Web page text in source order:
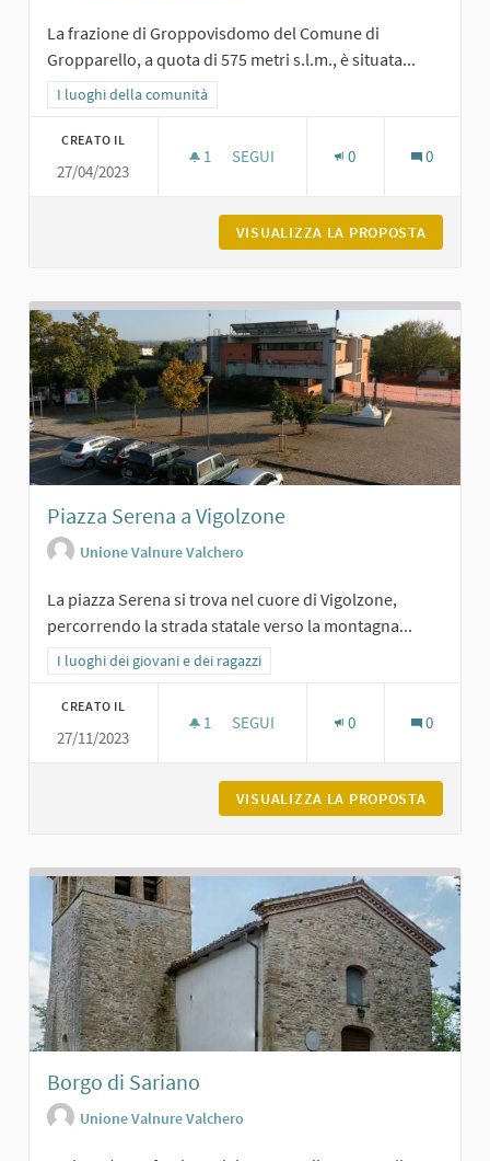
La frazione di Groppovisdomo del Comune di
Gropparello, a quota di 575 metri s.l.m., è situata...
Filtra i risultati per categoria: I luoghi della comunità
I luoghi della comunità
CREATO IL
27/04/2023
1 1 SOSTENITORI
SEGUI 0 0
VISUALIZZA LA PROPOSTA
Piazza Serena a Vigolzone
Unione Valnure Valchero
La piazza Serena si trova nel cuore di Vigolzone,
percorrendo la strada statale verso la montagna...
Filtra i risultati per categoria: I luoghi dei giovani e dei ragazzi
I luoghi dei giovani e dei ragazzi
CREATO IL
27/11/2023
1 1 SOSTENITORI
SEGUI 0 0
VISUALIZZA LA PROPOSTA
Borgo di Sariano
Unione Valnure Valchero